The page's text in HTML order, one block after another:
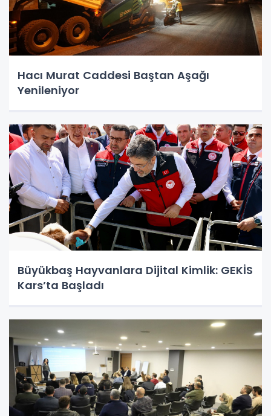
Hacı Murat Caddesi Baştan Aşağı
Yenileniyor
Büyükbaş Hayvanlara Dijital Kimlik: GEKİS
Kars’ta Başladı